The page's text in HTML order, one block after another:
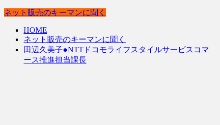
ネット販売のキーマンに聞く
HOME
ネット販売のキーマンに聞く
田辺久美子●NTTドコモライフスタイルサービスコマ
ース推進担当課長